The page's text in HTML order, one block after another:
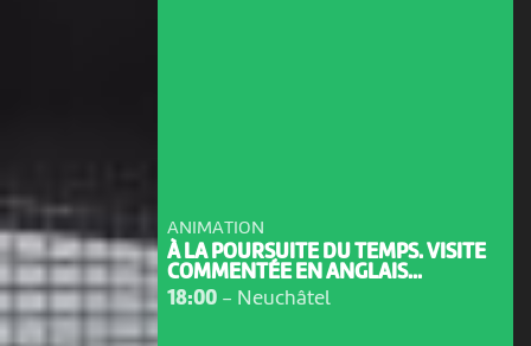
ANIMATION
À LA POURSUITE DU TEMPS. VISITE
COMMENTÉE EN ANGLAIS...
18:00- Neuchâtel